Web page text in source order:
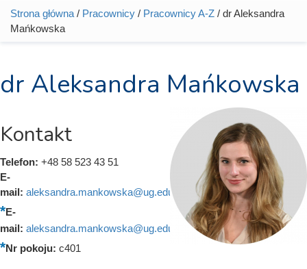
Jesteś tutaj
Strona główna / Pracownicy / Pracownicy A-Z / dr Aleksandra
Mańkowska
dr Aleksandra Mańkowska
Kontakt
Telefon: +48 58 523 43 51
E-
mail: aleksandra.mankowska@ug.edu.pl
E-
mail: aleksandra.mankowska@ug.edu.pl
Nr pokoju: c401